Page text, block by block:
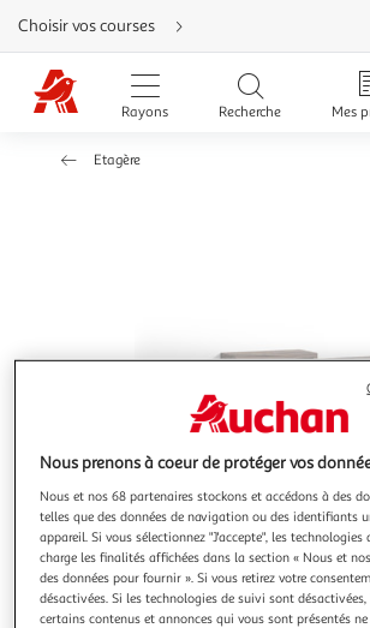
Aller
directement
au
contenu
Aller
directement
Aller
Choisir vos courses
Rayons Recherche Mes
Etagère
Nous prenons à coeur de protéger vos
Nous et nos 68 partenaires stockons et accédons à des
telles que des données de navigation ou des identifiants
appareil. Si vous sélectionnez "J'accepte", les
charge les finalités affichées dans la section « Nous et
des données pour fournir ». Si vous retirez votre
désactivées. Si les technologies de suivi sont
certains contenus et annonces qui vous sont présentés